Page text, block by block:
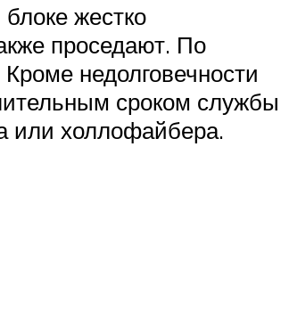
жестко
проседают. По
недолговечности
сроком службы
или холлофайбера.